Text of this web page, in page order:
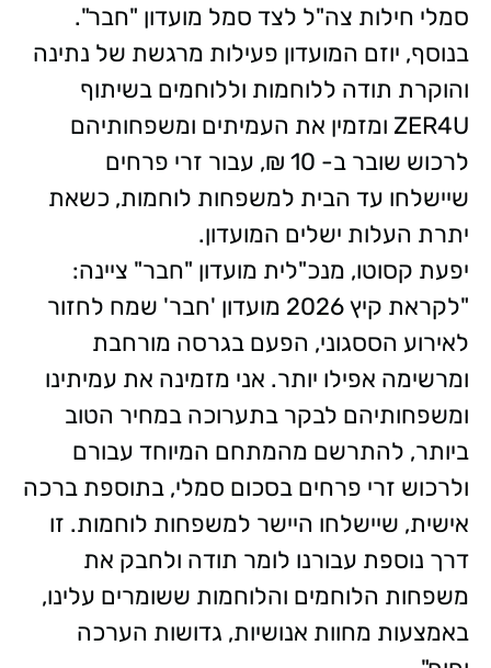
סמלי חילות צה"ל לצד סמל מועדון "חבר".
בנוסף, יוזם המועדון פעילות מרגשת של נתינה
והוקרת תודה ללוחמות וללוחמים בשיתוף
ZER4U ומזמין את העמיתים ומשפחותיהם
לרכוש שובר ב- 10 ₪, עבור זרי פרחים
שיישלחו עד הבית למשפחות לוחמות, כשאת
יתרת העלות ישלים המועדון.
יפעת קסוטו, מנכ"לית מועדון "חבר" ציינה:
"לקראת קיץ 2026 מועדון 'חבר' שמח לחזור
לאירוע הססגוני, הפעם בגרסה מורחבת
ומרשימה אפילו יותר. אני מזמינה את עמיתינו
ומשפחותיהם לבקר בתערוכה במחיר הטוב
ביותר, להתרשם מהמתחם המיוחד עבורם
ולרכוש זרי פרחים בסכום סמלי, בתוספת ברכה
אישית, שיישלחו היישר למשפחות לוחמות. זו
דרך נוספת עבורנו לומר תודה ולחבק את
משפחות הלוחמים והלוחמות ששומרים עלינו,
באמצעות מחוות אנושיות, גדושות הערכה